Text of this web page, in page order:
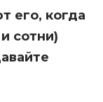
его, когда
сотни)